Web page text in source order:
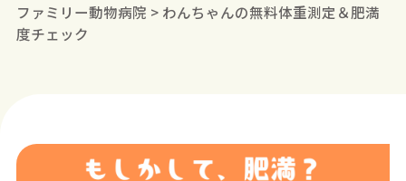
ファミリー動物病院 > わんちゃんの無料体重測定＆肥満
度チェック